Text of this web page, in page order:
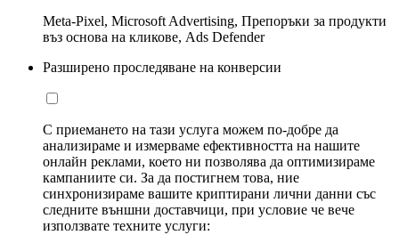
Meta-Pixel, Microsoft Advertising, Препоръки за продукти
въз основа на кликове, Ads Defender
Разширено проследяване на конверсии
С приемането на тази услуга можем по-добре да
анализираме и измерваме ефективността на нашите
онлайн реклами, което ни позволява да оптимизираме
кампаниите си. За да постигнем това, ние
синхронизираме вашите криптирани лични данни със
следните външни доставчици, при условие че вече
използвате техните услуги: